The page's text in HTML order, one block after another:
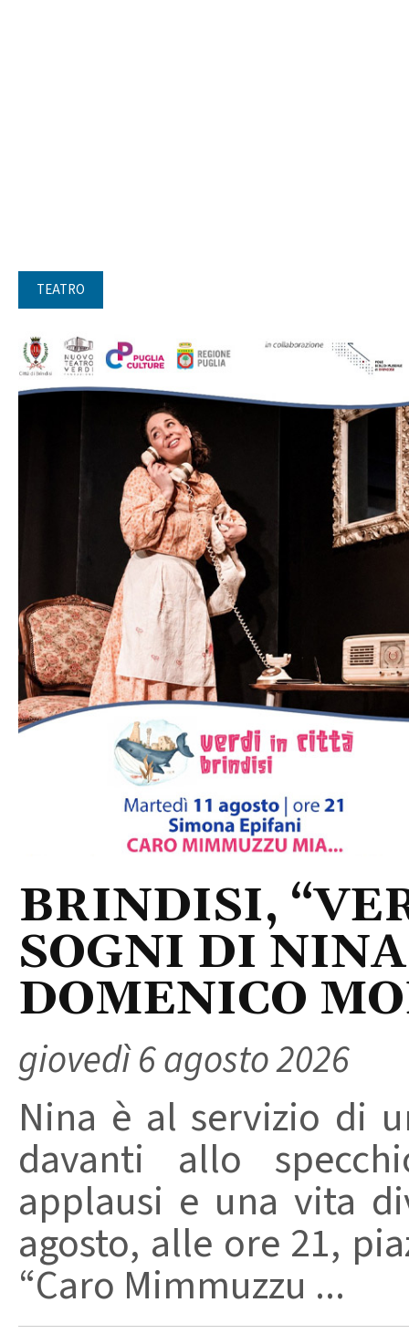
TEATRO
BRINDISI,
SOGNI DI
DOMENICO
giovedì 6 agosto 2026
Nina è al servizio di
davanti allo
applausi e una vita
agosto, alle ore 21,
“Caro Mimmuzzu ...